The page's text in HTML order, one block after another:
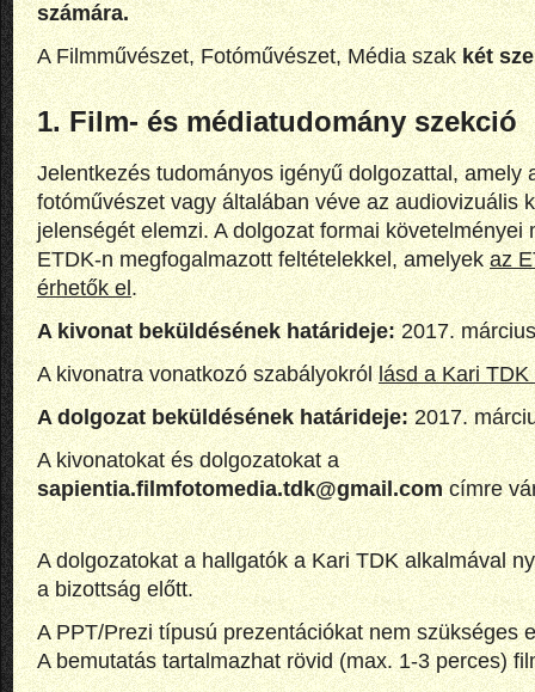
számára.
A Filmművészet, Fotóművészet, Média szakkét
1. Film- és médiatudomány szekció
Jelentkezés tudományos igényű dolgozattal, amely
fotóművészet vagy általában véve az audiovizuális
jelenségét elemzi. A dolgozat formai követelményei
ETDK-n megfogalmazott feltételekkel, amelyekaz
érhetők el.
A kivonat beküldésének határideje:2017.
A kivonatra vonatkozó szabályokróllásd a Kari
A dolgozat beküldésének határideje:2017.
A kivonatokat és dolgozatokat a
sapientia.filmfotomedia.tdk@gmail.comcímre
A dolgozatokat a hallgatók a Kari TDK alkalmával
a bizottság előtt.
A PPT/Prezi típusú prezentációkat nem szükséges
A bemutatás tartalmazhat rövid (max. 1-3 perces)